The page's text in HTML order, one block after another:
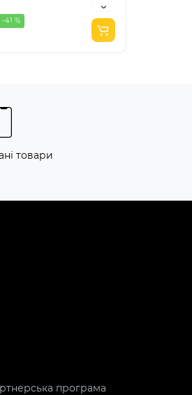
-41 %
товари
програма